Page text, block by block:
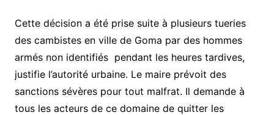
Cette décision a été prise suite à plusieurs tueries
des cambistes en ville de Goma par des hommes
armés non identifiés pendant les heures tardives,
justifie l’autorité urbaine. Le maire prévoit des
sanctions sévères pour tout malfrat. Il demande à
tous les acteurs de ce domaine de quitter les